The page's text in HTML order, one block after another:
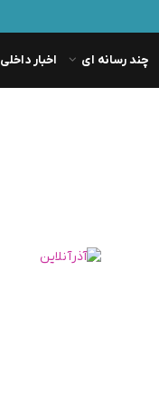
چند رسانه ای اخبار داخلی